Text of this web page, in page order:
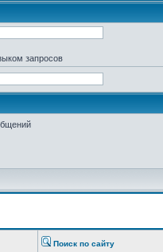
запросов
Поиск по сайту